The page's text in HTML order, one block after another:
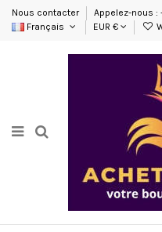
Nous contacter
Appelez-nous :
Français
EUR €